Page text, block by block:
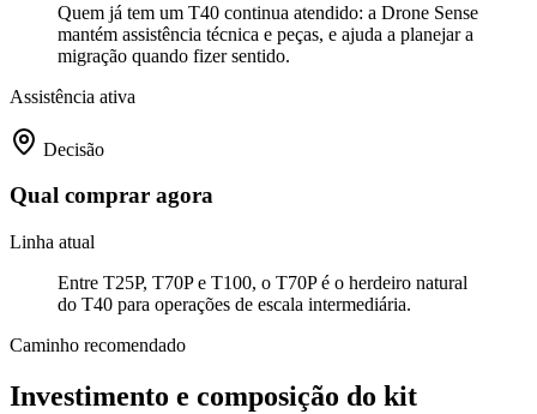
Quem já tem um T40 continua atendido: a Drone Sense
mantém assistência técnica e peças, e ajuda a planejar a
migração quando fizer sentido.
Assistência ativa
Decisão
Qual comprar agora
Linha atual
Entre T25P, T70P e T100, o T70P é o herdeiro natural
do T40 para operações de escala intermediária.
Caminho recomendado
Investimento e composição do kit